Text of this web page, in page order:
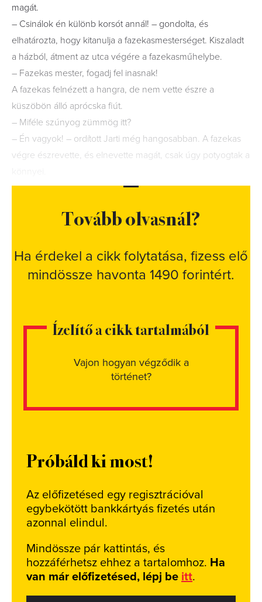
magát.
– Csinálok én különb korsót annál! – gondolta, és
elhatározta, hogy kitanulja a fazekasmesterséget. Kiszaladt
a házból, átment az utca végére a fazekasműhelybe.
– Fazekas mester, fogadj fel inasnak!
A fazekas felnézett a hangra, de nem vette észre a
küszöbön álló aprócska fiút.
– Miféle szúnyog zümmög itt?
– Én vagyok! – ordított Jarti még hangosabban. A fazekas
végre észrevette, és elnevette magát, csak úgy potyogtak a
Tovább olvasnál?
Ha érdekel a cikk folytatása, fizess elő
mindössze havonta 1490 forintért.
Ízelítő a cikk tartalmából
Vajon hogyan végződik a
történet?
Próbáld ki most!
Az előfizetésed egy regisztrációval
egybekötött bankkártyás fizetés után
azonnal elindul.
Mindössze pár kattintás, és
hozzáférhetsz ehhez a tartalomhoz. Ha
van már előfizetésed, lépj be itt.